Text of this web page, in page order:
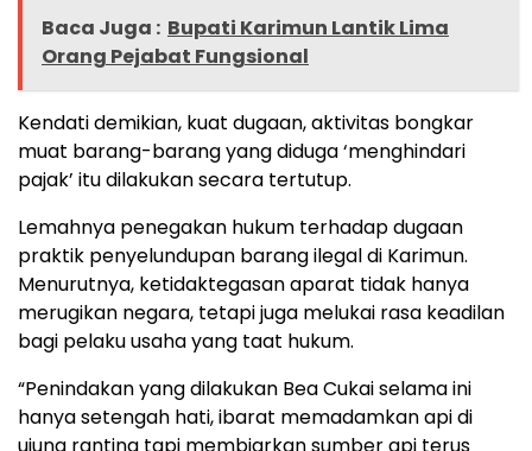
Baca Juga : Bupati Karimun Lantik Lima
Orang Pejabat Fungsional
Kendati demikian, kuat dugaan, aktivitas bongkar
muat barang-barang yang diduga ‘menghindari
pajak’ itu dilakukan secara tertutup.
Lemahnya penegakan hukum terhadap dugaan
praktik penyelundupan barang ilegal di Karimun.
Menurutnya, ketidaktegasan aparat tidak hanya
merugikan negara, tetapi juga melukai rasa keadilan
bagi pelaku usaha yang taat hukum.
“Penindakan yang dilakukan Bea Cukai selama ini
hanya setengah hati, ibarat memadamkan api di